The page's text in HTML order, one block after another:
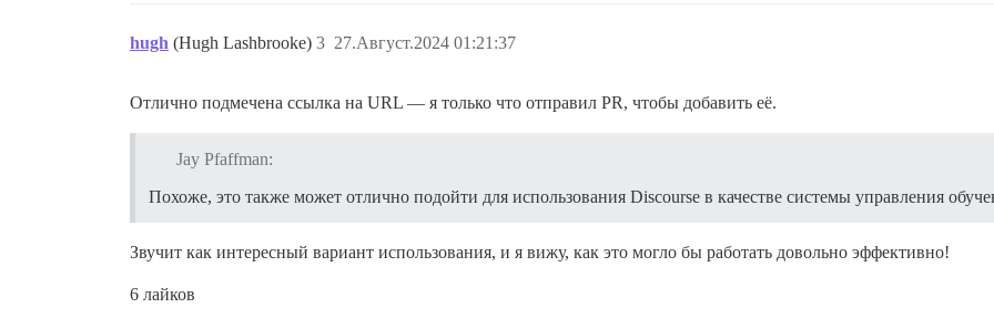
hugh (Hugh Lashbrooke) 27.Август.2024 01:21:37
3
Отлично подмечена ссылка на URL — я только что отправил PR, чтобы добавить её.
Jay Pfaffman:
Похоже, это также может отлично подойти для использования Discourse в качестве системы управления
Звучит как интересный вариант использования, и я вижу, как это могло бы работать довольно эффективно!
6 лайков